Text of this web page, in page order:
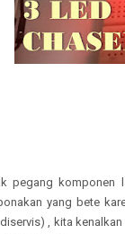
pegang komponen
yang bete
, kita